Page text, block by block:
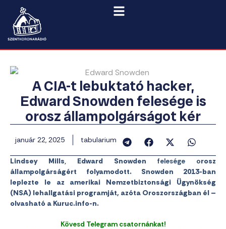
A CIA-t lebuktató hacker,
Edward Snowden felesége is
orosz állampolgárságot kér
január 22, 2025 tabularium
Lindsey Mills Edward Snowden felesége orosz
állampolgárságért folyamodott. Snowden 2013-ban
leplezte le az amerikai Nemzetbiztonsági Ügynökség
(NSA) lehallgatási programját, azóta Oroszországban él –
olvasható a Kuruc.info-n.
Kövesd Telegram csatornánkat!